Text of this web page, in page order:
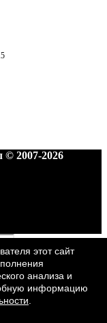
© 2007-2026
этот сайт
анализа и
информацию